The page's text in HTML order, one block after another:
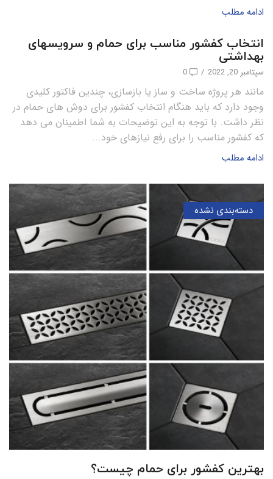
ادامه مطلب
انتخاب کفشور مناسب برای حمام و سرویسهای
بهداشتی
سپتامبر 20, 2022 /
0
مانند هر پروژه ساخت و ساز یا بازسازی، چندین فاکتور کلیدی
وجود دارد که باید هنگام انتخاب کفشور برای دوش های حمام در
نظر داشت. با توجه به این توضیحات به شما اطمینان می دهد
که کفشور مناسب را برای رفع نیازهای خود...
ادامه مطلب
دسته‌بندی نشده
بهترین کفشور برای حمام چیست؟